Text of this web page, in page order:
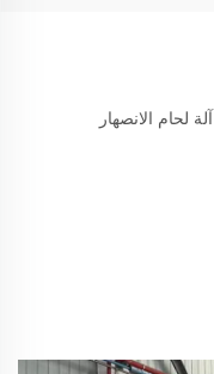
آلة لحام الانصهار